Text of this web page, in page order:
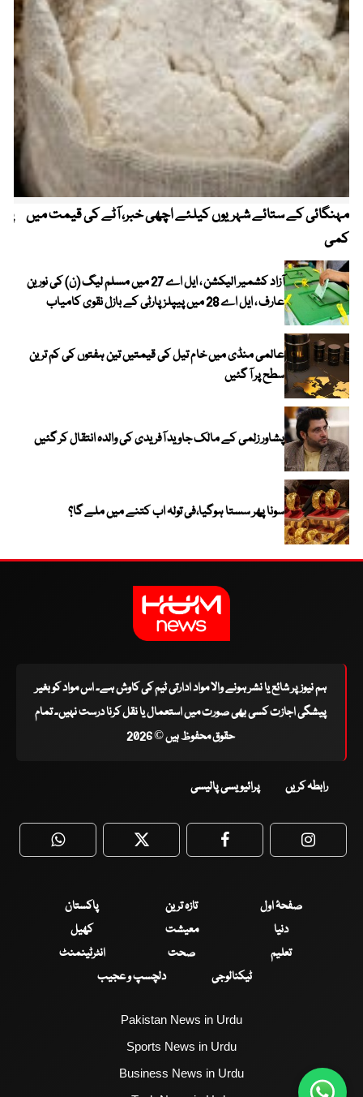
مہنگائی کے ستائے شہریوں کیلئے اچھی خبر، آٹے کی قیمت میں
کمی
آزاد کشمیر الیکشن ، ایل اے 27 میں مسلم لیگ (ن) کی نورین
عارف ، ایل اے 28 میں پیپلز پارٹی کے بازل نقوی کامیاب
عالمی منڈی میں خام تیل کی قیمتیں تین ہفتوں کی کم ترین
سطح پر آ گئیں
پشاور زلمی کے مالک جاوید آفریدی کی والدہ انتقال کر گئیں
سونا پھر سستا ہوگیا،فی تولہ اب کتنے میں ملے گا؟
ہم نیوز پر شائع یا نشر ہونے والا مواد ادارتی ٹیم کی کاوش ہے۔ اس مواد کو بغیر
پیشگی اجازت کسی بھی صورت میں استعمال یا نقل کرنا درست نہیں۔ تمام
حقوق محفوظ ہیں © 2026
رابطہ کریں پرائیویسی پالیسی
WhatsApp Twitter Facebook
صفحۂ اول تازہ ترین
پاکستان
دنیا
معیشت
کھیل
تعلیم
صحت
انٹرٹینمنٹ
ٹیکنالوجی
دلچسپ و عجیب
Pakistan News in Urdu
Sports News in Urdu
Business News in Urdu